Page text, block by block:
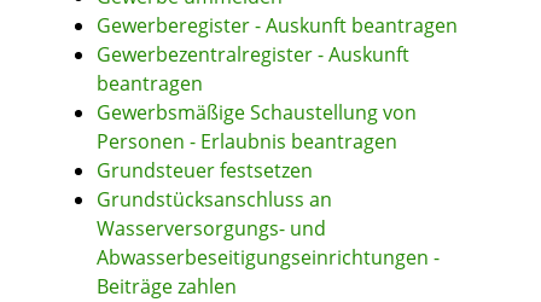
Gewerberegister - Auskunft beantragen
Gewerbezentralregister - Auskunft
beantragen
Gewerbsmäßige Schaustellung von
Personen - Erlaubnis beantragen
Grundsteuer festsetzen
Grundstücksanschluss an
Wasserversorgungs- und
Abwasserbeseitigungseinrichtungen -
Beiträge zahlen